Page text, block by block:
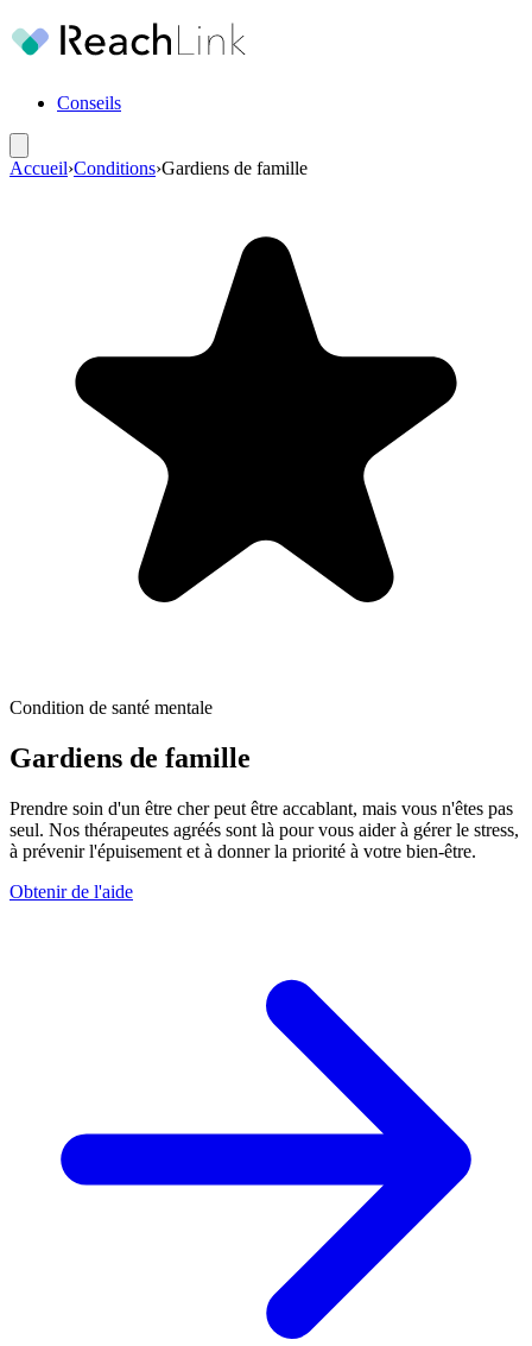
Conseils
Accueil›Conditions›Gardiens de famille
Condition de santé mentale
Gardiens de famille
Prendre soin d'un être cher peut être accablant, mais vous n'êtes pas
seul. Nos thérapeutes agréés sont là pour vous aider à gérer le stress,
à prévenir l'épuisement et à donner la priorité à votre bien-être.
Obtenir de l'aide